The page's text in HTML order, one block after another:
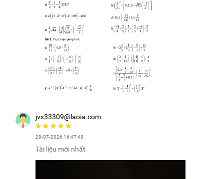
jvx33309@laoia.com
29-07-2026 16:47:48
Tài liệu mới nhất